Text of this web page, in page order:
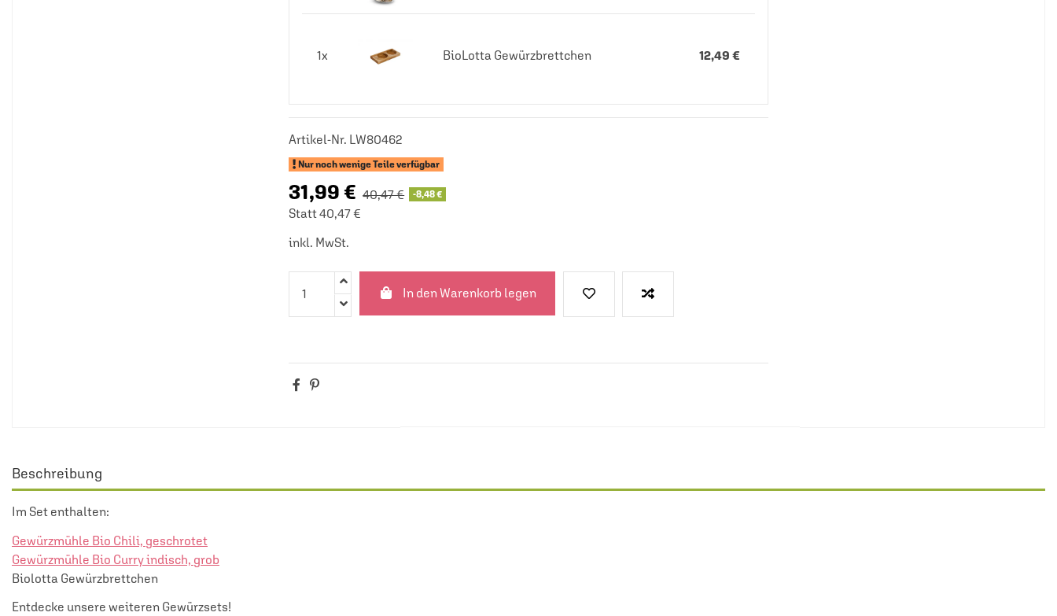
1x BioLotta Gewürzbrettchen 12,49 €
Artikel-Nr. LW80462
Nur noch wenige Teile verfügbar
31,99 € 40,47 € -8,48 €
Statt 40,47 €
inkl. MwSt.
In den Warenkorb legen
Beschreibung
Im Set enthalten:
Gewürzmühle Bio Chili, geschrotet
Gewürzmühle Bio Curry indisch, grob
Biolotta Gewürzbrettchen
Entdecke unsere weiteren Gewürzsets!